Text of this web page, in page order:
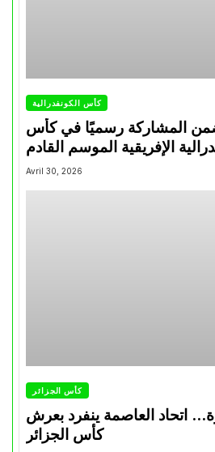
كأس الكونفدرالية
المشاركة رسميًا في كأس
Avril 30, 2026
كأس الجزائر
اتحاد العاصمة ينفرد بعرش
كأس الجزائر